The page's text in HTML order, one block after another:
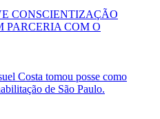
CONSCIENTIZAÇÃO
PARCERIA COM O
Costa tomou posse como
de São Paulo.